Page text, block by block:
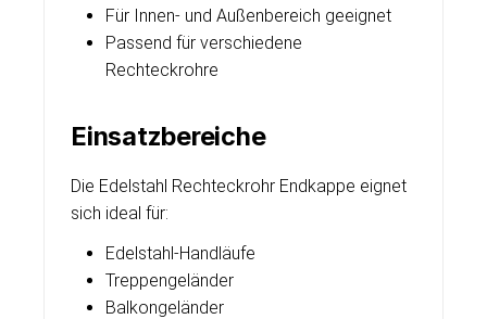
Für Innen- und Außenbereich geeignet
Passend für verschiedene
Rechteckrohre
Einsatzbereiche
Die Edelstahl Rechteckrohr Endkappe eignet
sich ideal für:
Edelstahl-Handläufe
Treppengeländer
Balkongeländer